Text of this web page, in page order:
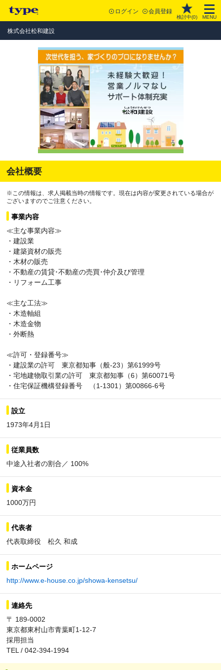
ログイン 会員登録
検討中(0) MENU
株式会社松和建設
会社概要
※この情報は、求人掲載当時の情報です。現在は内容が変更されている場合が
ございますのでご注意ください。
事業内容
≪主な事業内容≫
・建設業
・建築資材の販売
・木材の販売
・不動産の賃貸･不動産の売買･仲介及び管理
・リフォーム工事
≪主な工法≫
・木造軸組
・木造金物
・外断熱
≪許可・登録番号≫
・建設業の許可 東京都知事（般-23）第61999号
・宅地建物取引業の許可 東京都知事（6）第60071号
・住宅保証機構登録番号 （1-1301）第00866-6号
設立
1973年4月1日
従業員数
中途入社者の割合／ 100%
資本金
1000万円
代表者
代表取締役 松久 和成
ホームページ
http://www.e-house.co.jp/showa-kensetsu/
連絡先
〒 189-0002
東京都東村山市青葉町1-12-7
採用担当
TEL / 042-394-1994